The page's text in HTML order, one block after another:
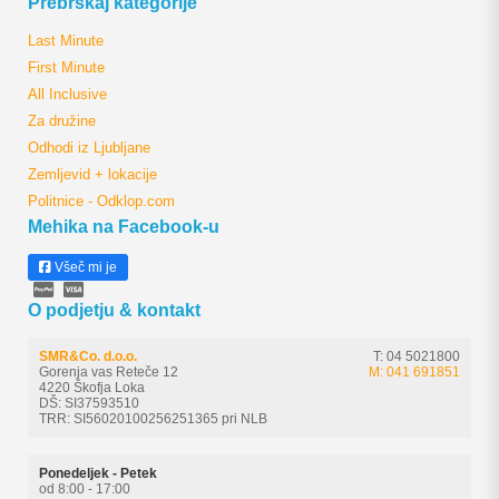
Last Minute
First Minute
All Inclusive
Za družine
Odhodi iz Ljubljane
Zemljevid + lokacije
Politnice - Odklop.com
Mehika na Facebook-u
Všeč mi je
O podjetju & kontakt
SMR&Co. d.o.o.
Gorenja vas Reteče 12
4220 Škofja Loka
DŠ: SI37593510
TRR: SI56020100256251365 pri NLB
T: 04 5021800
M: 041 691851
Ponedeljek - Petek
od 8:00 - 17:00